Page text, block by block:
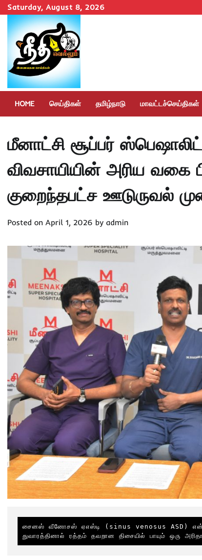
Skip
to
content
Saturday, August 8, 2026
HOME செய்திகள் தமிழ்நாடு மாவட்டச்செய்திகள்
மீனாட்சி சூப்பர்
விவசாயியின் அரிய வகை
குறைந்தபட்ச ஊடுருவல்
Posted on April 1, 2026 by admin
சைனஸ் வீனோசஸ் ஏஎஸ்டி (sinus venosus ASD)
துவாரத்தினால் ரத்தம் தவறான திசையில் பாயும் ஒரு